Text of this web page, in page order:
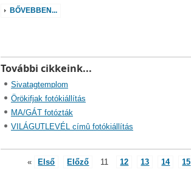
BŐVEBBEN...
További cikkeink...
Sivatagtemplom
Örökifjak fotókiállítás
MA/GÁT fotózták
VILÁGUTLEVÉL címû fotókiállítás
« Első Előző 11 12 13 14 15